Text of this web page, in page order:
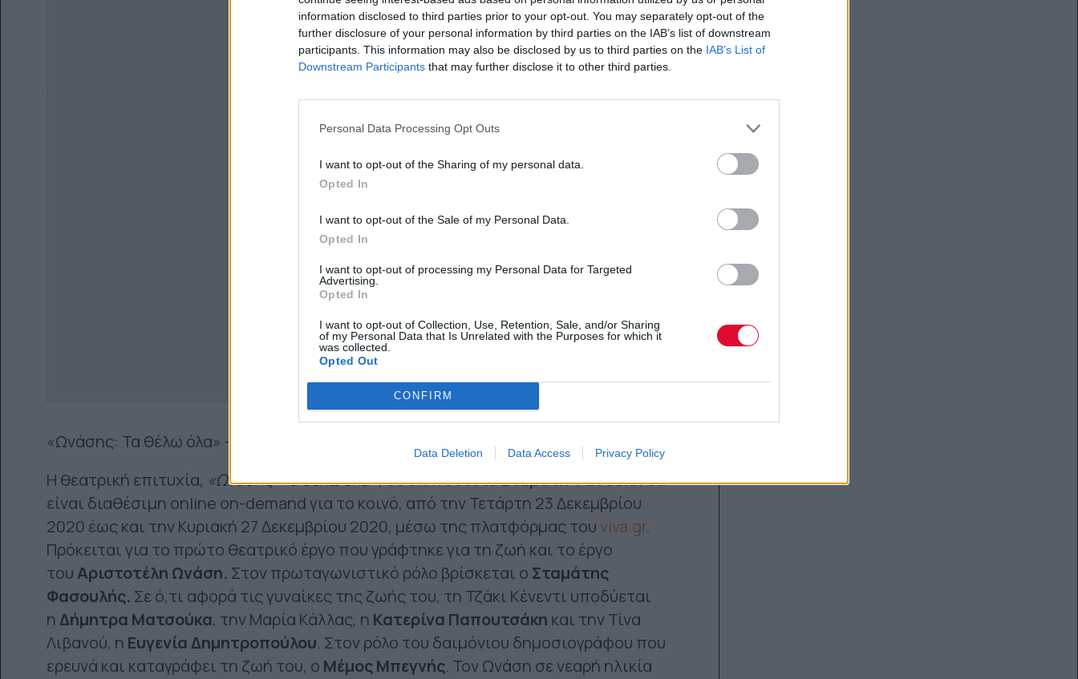
information disclosed to third parties prior to your opt-out. You may separately opt-out of the
further disclosure of your personal information by third parties on the IAB’s list of downstream
participants. This information may also be disclosed by us to third parties on the IAB’s List of
Downstream Participants that may further disclose it to other third parties.
Personal Data Processing Opt Outs
I want to opt-out of the Sharing of my personal data.
Opted In
I want to opt-out of the Sale of my Personal Data.
Opted In
I want to opt-out of processing my Personal Data for Targeted
Advertising.
Opted In
I want to opt-out of Collection, Use, Retention, Sale, and/or Sharing
of my Personal Data that Is Unrelated with the Purposes for which it
was collected.
Opted Out
CONFIRM
Data Deletion Data Access Privacy Policy
«Ωνάσης: Τα θέλω όλα» – viva.gr
Η θεατρική επιτυχία, «Ωνάσης: Τα θέλω όλα», σε σκηνοθεσίαΣταμάτη Φασουλήθα
είναι διαθέσιμη online on-demand για το κοινό, από την Τετάρτη 23 Δεκεμβρίου
2020 έως και την Κυριακή 27 Δεκεμβρίου 2020, μέσω της πλατφόρμας τουviva.gr.
Πρόκειται για το πρώτο θεατρικό έργο που γράφτηκε για τη ζωή και το έργο
του Αριστοτέλη Ωνάση. Στον πρωταγωνιστικό ρόλο βρίσκεται ο Σταμάτης
Φασουλής. Σε ό,τι αφορά τις γυναίκες της ζωής του, τη Τζάκι Κένεντι υποδύεται
ηΔήμητρα Ματσούκα, την Μαρία Κάλλας, η Κατερίνα Παπουτσάκη και την Τίνα
Λιβανού, η Ευγενία Δημητροπούλου. Στον ρόλο του δαιμόνιου δημοσιογράφου που
ερευνά και καταγράφει τη ζωή του, ο Μέμος Μπεγνής. Τον Ωνάση σε νεαρή ηλικία